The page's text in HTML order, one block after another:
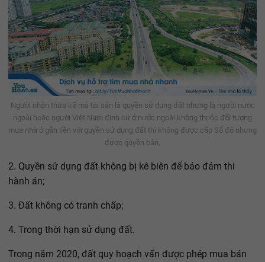
Người nhận thừa kế mà tài sản là quyền sử dụng đất nhưng là người nước
ngoài hoặc người Việt Nam định cư ở nước ngoài không thuộc đối tượng
mua nhà ở gắn liền với quyền sử dụng đất thì không được cấp Sổ đỏ nhưng
được quyền bán.
2. Quyền sử dụng đất không bị kê biên để bảo đảm thi
hành án;
3. Đất không có tranh chấp;
4. Trong thời hạn sử dụng đất.
Trong năm 2020, đất quy hoạch vấn được phép mua bán